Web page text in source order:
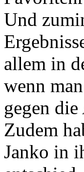
Und
allem in
wenn
gegen
Zudem
Janko in